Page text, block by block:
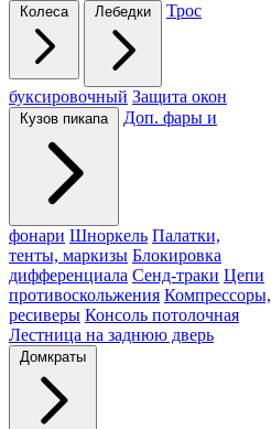
Колеса Лебедки Трос
буксировочный Защита окон
Кузов пикапа Доп. фары и
фонари Шноркель Палатки,
тенты, маркизы Блокировка
дифференциала Сенд-траки Цепи
противоскольжения Компрессоры,
ресиверы Консоль потолочная
Лестница на заднюю дверь
Домкраты